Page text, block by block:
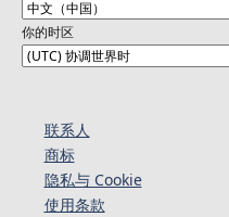
你的时区
联系人
商标
隐私与 Cookie
使用条款